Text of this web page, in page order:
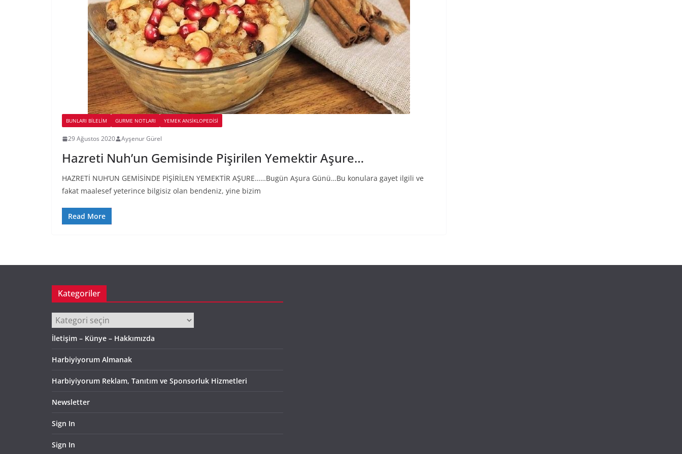
BUNLARI BILELIM GURME NOTLARI YEMEK ANSİKLOPEDİSİ
29 Ağustos 2020 Ayşenur Gürel
Hazreti Nuh’un Gemisinde Pişirilen Yemektir Aşure…
HAZRETİ NUH’UN GEMİSİNDE PİŞİRİLEN YEMEKTİR AŞURE……Bugün Aşura Günü…Bu konulara gayet ilgili ve
fakat maalesef yeterince bilgisiz olan bendeniz, yine bizim
Read More
Kategoriler
Kategoriler
İletişim – Künye – Hakkımızda
Harbiyiyorum Almanak
Harbiyiyorum Reklam, Tanıtım ve Sponsorluk Hizmetleri
Newsletter
Sign In
Sign In